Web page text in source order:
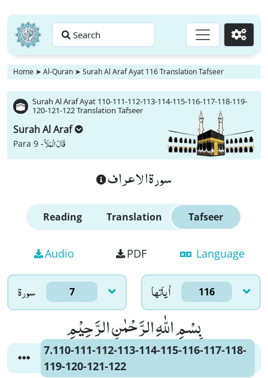
Search Go
Home ➤ Al-Quran ➤ Surah Al Araf Ayat 116 Translation Tafseer
Surah Al Araf Ayat 110-111-112-113-114-115-116-117-118-119-
120-121-122 Translation Tafseer
Surah Al Araf
Para 9 -قَالَ الْمَلَاُ
سورة الاعراف
Reading Translation Tafseer
Audio PDF Language
سورۃ 7 اٰياتها 116
بِسْمِ اللّٰهِ الرَّحْمٰنِ الرَّحِیْمِ
7.110-111-112-113-114-115-116-117-118-
119-120-121-122